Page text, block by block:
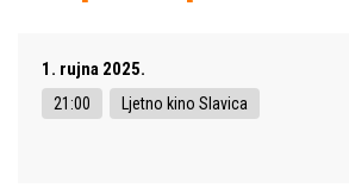
1. rujna 2025.
21:00 Ljetno kino Slavica